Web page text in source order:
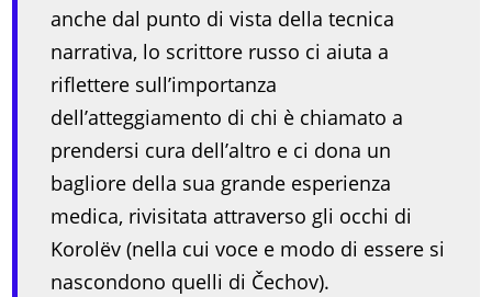
anche dal punto di vista della tecnica
narrativa, lo scrittore russo ci aiuta a
riflettere sull’importanza
dell’atteggiamento di chi è chiamato a
prendersi cura dell’altro e ci dona un
bagliore della sua grande esperienza
medica, rivisitata attraverso gli occhi di
Korolëv (nella cui voce e modo di essere si
nascondono quelli di Čechov).